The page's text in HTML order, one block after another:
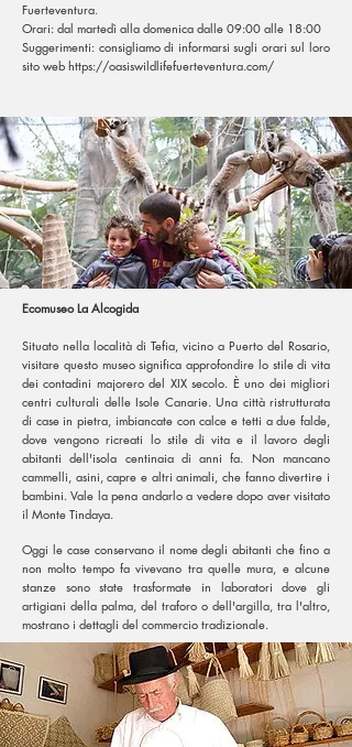
Fuerteventura.
Orari: dal martedì alla domenica dalle 09:00 alle 18:00
Suggerimenti: consigliamo di informarsi sugli orari sul loro
sito web https://oasiswildlifefuerteventura.com/
Ecomuseo La Alcogida
Situato nella località di Tefia, vicino a Puerto del Rosario,
visitare questo museo significa approfondire lo stile di vita
dei contadini majorero del XIX secolo. È uno dei migliori
centri culturali delle Isole Canarie. Una città ristrutturata
di case in pietra, imbiancate con calce e tetti a due falde,
dove vengono ricreati lo stile di vita e il lavoro degli
abitanti dell'isola centinaia di anni fa. Non mancano
cammelli, asini, capre e altri animali, che fanno divertire i
bambini. Vale la pena andarlo a vedere dopo aver visitato
il Monte Tindaya.
Oggi le case conservano il nome degli abitanti che fino a
non molto tempo fa vivevano tra quelle mura, e alcune
stanze sono state trasformate in laboratori dove gli
artigiani della palma, del traforo o dell'argilla, tra l'altro,
mostrano i dettagli del commercio tradizionale.